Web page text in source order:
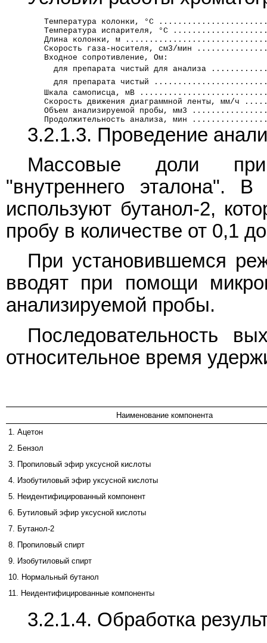
Температура колонки, °C
Температура испарителя, °C
Длина колонки, м
Скорость газа-носителя, см3/мин
        Входное сопротивление, Ом:
для препарата чистый для анализа
для препарата чистый
Шкала самописца, мВ
Скорость движения диаграммной ленты, мм/ч
Объем анализируемой пробы, мм3
Продолжительность анализа, мин
3.2.1.3. Проведение
Массовые доли
"внутреннего эталона". В
используют бутанол-2,
пробу в количестве от 0,1
При установившемся
вводят при помощи
анализируемой пробы.
Последовательность
относительное время
Наименование компонента
1. Ацетон
2. Бензол
3. Пропиловый эфир уксусной кислоты
4. Изобутиловый эфир уксусной кислоты
5. Неидентифицированный компонент
6. Бутиловый эфир уксусной кислоты
7. Бутанол-2
8. Пропиловый спирт
9. Изобутиловый спирт
10. Нормальный бутанол
11. Неидентифицированные компоненты
3.2.1.4. Обработка